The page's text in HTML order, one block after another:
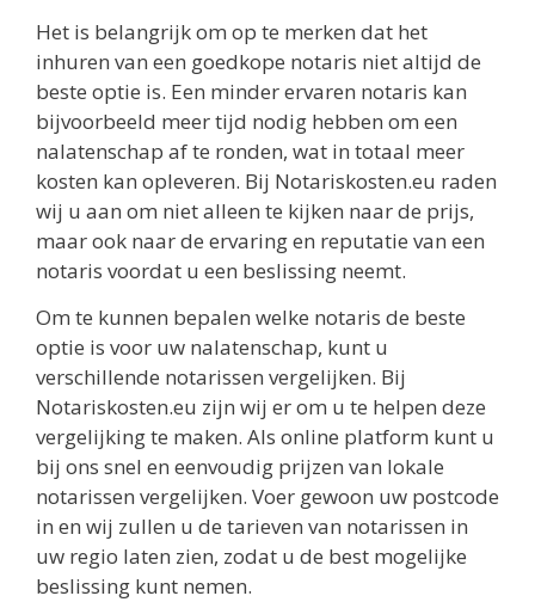
Het is belangrijk om op te merken dat het
inhuren van een goedkope notaris niet altijd de
beste optie is. Een minder ervaren notaris kan
bijvoorbeeld meer tijd nodig hebben om een
nalatenschap af te ronden, wat in totaal meer
kosten kan opleveren. Bij Notariskosten.eu raden
wij u aan om niet alleen te kijken naar de prijs,
maar ook naar de ervaring en reputatie van een
notaris voordat u een beslissing neemt.
Om te kunnen bepalen welke notaris de beste
optie is voor uw nalatenschap, kunt u
verschillende notarissen vergelijken. Bij
Notariskosten.eu zijn wij er om u te helpen deze
vergelijking te maken. Als online platform kunt u
bij ons snel en eenvoudig prijzen van lokale
notarissen vergelijken. Voer gewoon uw postcode
in en wij zullen u de tarieven van notarissen in
uw regio laten zien, zodat u de best mogelijke
beslissing kunt nemen.